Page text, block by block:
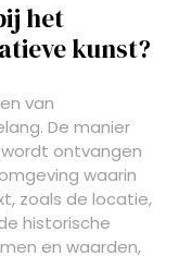
het
kunst?
van
De manier
ontvangen
waarin
zoals de locatie,
historische
en waarden,